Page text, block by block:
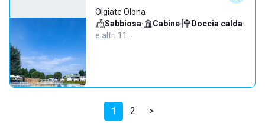
Olgiate Olona
Sabbiosa· Cabine· Doccia calda·
e altri 11…
1 2 >